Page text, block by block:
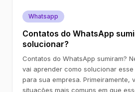
Whatsapp
Contatos do WhatsApp
solucionar?
Contatos do WhatsApp sumiram?
vai aprender como solucionar
para sua empresa. Primeiramente,
situações mais comuns em que